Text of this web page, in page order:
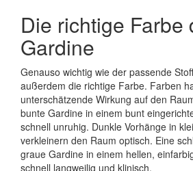
Die richtige Farbe
Gardine
Genauso wichtig wie der passende
außerdem die richtige Farbe. Farben
unterschätzende Wirkung auf den
bunte Gardine in einem bunt
schnell unruhig. Dunkle Vorhänge in
verkleinern den Raum optisch. Eine
graue Gardine in einem hellen,
schnell langweilig und klinisch.